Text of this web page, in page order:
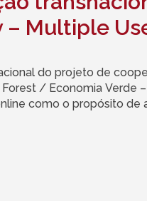
– Multiple
do projeto de
/ Economia Verde
como o propósito de